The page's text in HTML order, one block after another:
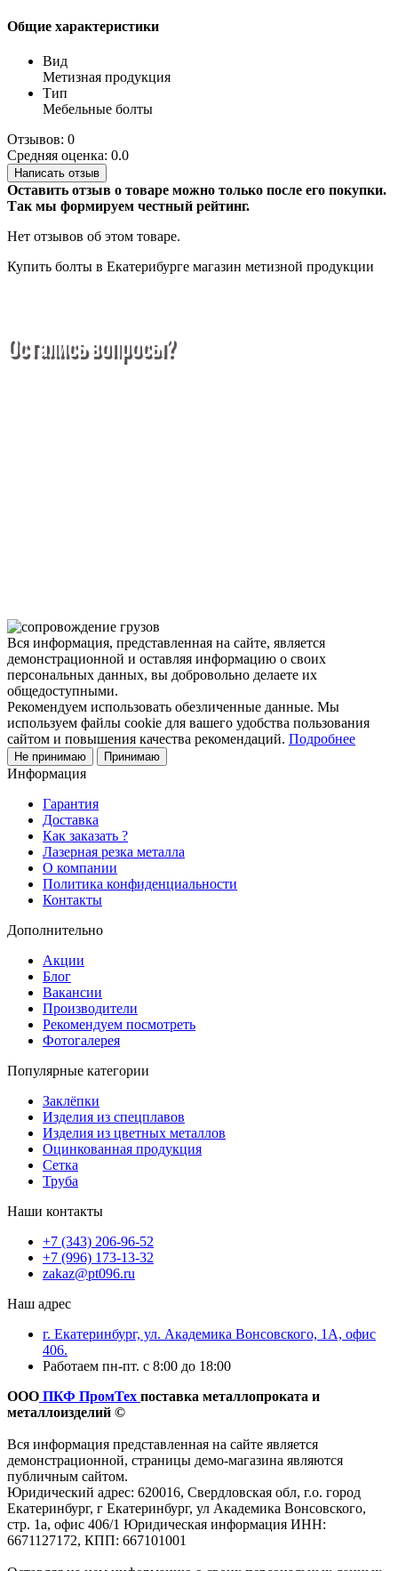
Общие характеристики
Вид
Метизная продукция
Тип
Мебельные болты
Отзывов: 0
Средняя оценка: 0.0
Написать отзыв
Оставить отзыв о товаре можно только после его покупки.
Так мы формируем честный рейтинг.
Нет отзывов об этом товаре.
Купить болты в Екатерибурге магазин метизной продукции
Остались вопросы?
Вся информация, представленная на сайте, является
демонстрационной и оставляя информацию о своих
персональных данных, вы добровольно делаете их
общедоступными.
Рекомендуем использовать обезличенные данные. Мы
используем файлы cookie для вашего удобства пользования
сайтом и повышения качества рекомендаций. Подробнее
Не принимаю Принимаю
Информация
Гарантия
Доставка
Как заказать ?
Лазерная резка металла
О компании
Политика конфиденциальности
Контакты
Дополнительно
Акции
Блог
Вакансии
Производители
Рекомендуем посмотреть
Фотогалерея
Популярные категории
Заклёпки
Изделия из спецплавов
Изделия из цветных металлов
Оцинкованная продукция
Сетка
Труба
Наши контакты
+7 (343) 206-96-52
+7 (996) 173-13-32
zakaz@pt096.ru
Наш адрес
г. Екатеринбург, ул. Академика Вонсовского, 1А, офис
406.
Работаем пн-пт. с 8:00 до 18:00
ООО ПКФ ПромТех поставка металлопроката и
металлоизделий ©
Вся информация представленная на сайте является
демонстрационной, страницы демо-магазина являются
публичным сайтом.
Юридический адрес: 620016, Свердловская обл, г.о. город
Екатеринбург, г Екатеринбург, ул Академика Вонсовского,
стр. 1а, офис 406/1 Юридическая информация ИНН:
6671127172, КПП: 667101001